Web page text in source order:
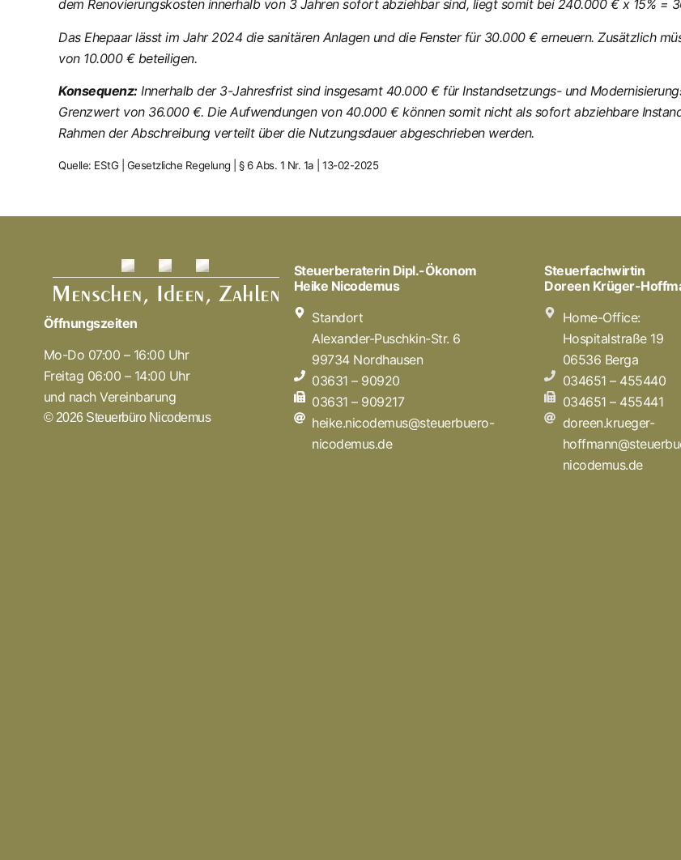
dem Renovierungskosten innerhalb von 3 Jahren sofort abziehbar sind, liegt somit bei 240.000 € x 15% =
Das Ehepaar lässt im Jahr 2024 die sanitären Anlagen und die Fenster für 30.000 € erneuern. Zusätzlich
von 10.000 € beteiligen.
Konsequenz:Innerhalb der 3-Jahresfrist sind insgesamt 40.000 € für Instandsetzungs- und
Grenzwert von 36.000 €. Die Aufwendungen von 40.000 € können somit nicht als sofort abziehbare
Rahmen der Abschreibung verteilt über die Nutzungsdauer abgeschrieben werden.
Quelle: EStG | Gesetzliche Regelung | § 6 Abs. 1 Nr. 1a | 13-02-2025
Öffnungszeiten
Mo-Do 07:00 – 16:00 Uhr
Freitag 06:00 – 14:00 Uhr
und nach Vereinbarung
© 2026 Steuerbüro Nicodemus
Steuerberaterin Dipl.-Ökonom
Heike Nicodemus
Standort
Alexander-Puschkin-Str. 6
99734 Nordhausen
03631 – 90920
03631 – 909217
heike.nicodemus@steuerbuero-
nicodemus.de
Steuerfachwirtin
Doreen Krüger-
Home-Office:
Hospitalstraße 19
06536 Berga
034651 – 455440
034651 – 455441
doreen.krueger-
nicodemus.de